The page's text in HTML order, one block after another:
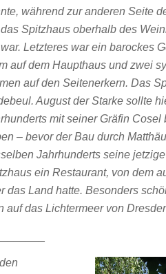
während zur anderen Seite
Spitzhaus oberhalb des
Letzteres war ein barockes
auf dem Haupthaus und zwei
auf den Seitenerkern. Das
August der Starke sollte
mit seiner Gräfin
– bevor der Bau durch
Jahrhunderts seine
ein Restaurant, von dem
das Land hatte. Besonders
auf das Lichtermeer von